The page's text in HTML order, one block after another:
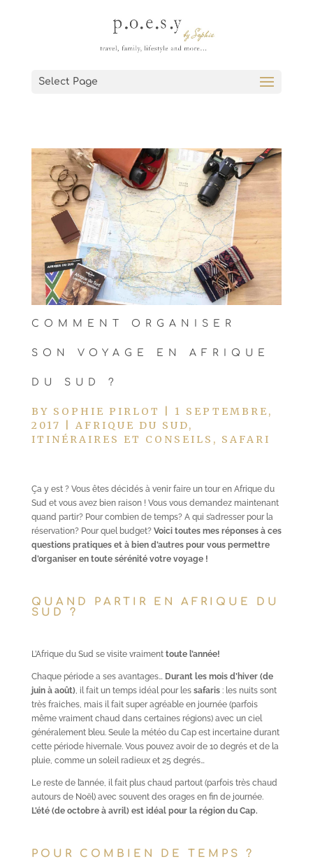
Select Page
COMMENT ORGANISER
SON VOYAGE EN AFRIQUE
DU SUD ?
BY SOPHIE PIRLOT
1 SEPTEMBRE,
2017
AFRIQUE DU SUD,
ITINÉRAIRES ET CONSEILS , SAFARI
Ça y est ? Vous êtes décidés à venir faire un tour en Afrique du
Sud et vous avez bien raison ! Vous vous demandez maintenant
quand partir? Pour combien de temps? A qui s’adresser pour la
réservation? Pour quel budget? Voici toutes mes réponses à ces
questions pratiques et à bien d’autres pour vous permettre
d’organiser en toute sérénité votre voyage !
QUAND PARTIR EN AFRIQUE DU
SUD ?
L’Afrique du Sud se visite vraimenttoute l’année!
Chaque période a ses avantages… Durant les mois d’hiver (de
juin à août), il fait un temps idéal pour les safaris: les nuits sont
très fraiches, mais il fait super agréable en journée (parfois
même vraiment chaud dans certaines régions) avec un ciel
généralement bleu. Seule la météo du Cap est incertaine durant
cette période hivernale. Vous pouvez avoir de 10 degrés et de la
pluie, comme un soleil radieux et 25 degrés…
Le reste de l’année, il fait plus chaud partout (parfois très chaud
autours de Noël) avec souvent des orages en fin de journée.
L’été (de octobre à avril) est idéal pour la région du Cap.
POUR COMBIEN DE TEMPS ?